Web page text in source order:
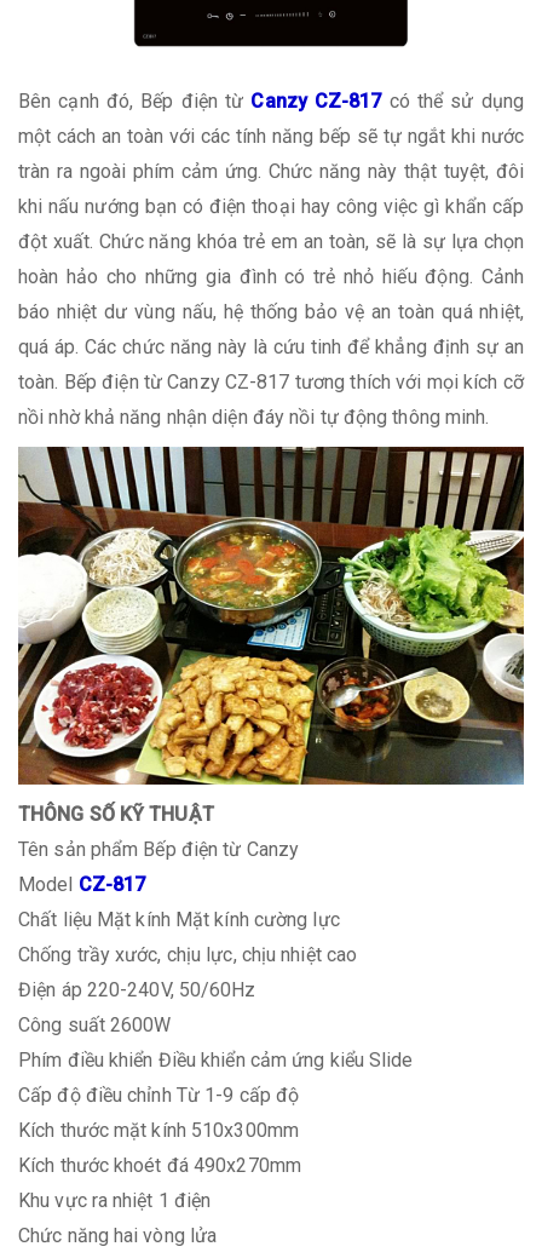
Bên cạnh đó, Bếp điện từ Canzy CZ-817có thể sử dụng
một cách an toàn với các tính năng bếp sẽ tự ngắt khi nước
tràn ra ngoài phím cảm ứng. Chức năng này thật tuyệt, đôi
khi nấu nướng bạn có điện thoại hay công việc gì khẩn cấp
đột xuất. Chức năng khóa trẻ em an toàn, sẽ là sự lựa chọn
hoàn hảo cho những gia đình có trẻ nhỏ hiếu động. Cảnh
báo nhiệt dư vùng nấu, hệ thống bảo vệ an toàn quá nhiệt,
quá áp. Các chức năng này là cứu tinh để khẳng định sự an
toàn. Bếp điện từ Canzy CZ-817 tương thích với mọi kích cỡ
nồi nhờ khả năng nhận diện đáy nồi tự động thông minh.
THÔNG SỐ KỸ THUẬT
Tên sản phẩm Bếp điện từ Canzy
Model CZ-817
Chất liệu Mặt kính Mặt kính cường lực
Chống trầy xước, chịu lực, chịu nhiệt cao
Điện áp 220-240V, 50/60Hz
Công suất 2600W
Phím điều khiển Điều khiển cảm ứng kiểu Slide
Cấp độ điều chỉnh Từ 1-9 cấp độ
Kích thước mặt kính 510x300mm
Kích thước khoét đá 490x270mm
Khu vực ra nhiệt 1 điện
Chức năng hai vòng lửa